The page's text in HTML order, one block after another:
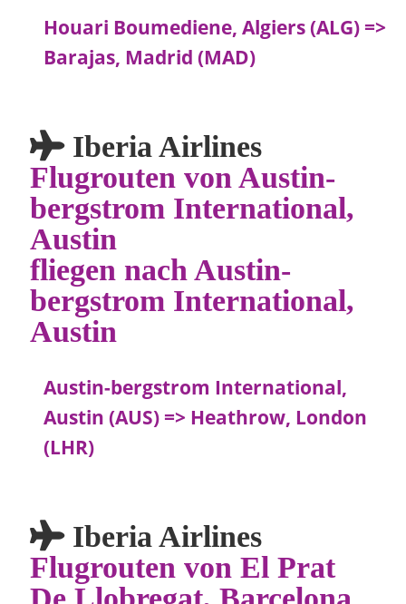
Houari Boumediene, Algiers (ALG) =>
Barajas, Madrid (MAD)
Iberia Airlines
Flugrouten von Austin-
bergstrom International,
Austin
fliegen nach Austin-
bergstrom International,
Austin
Austin-bergstrom International,
Austin (AUS) => Heathrow, London
(LHR)
Iberia Airlines
Flugrouten von El Prat
De Llobregat, Barcelona